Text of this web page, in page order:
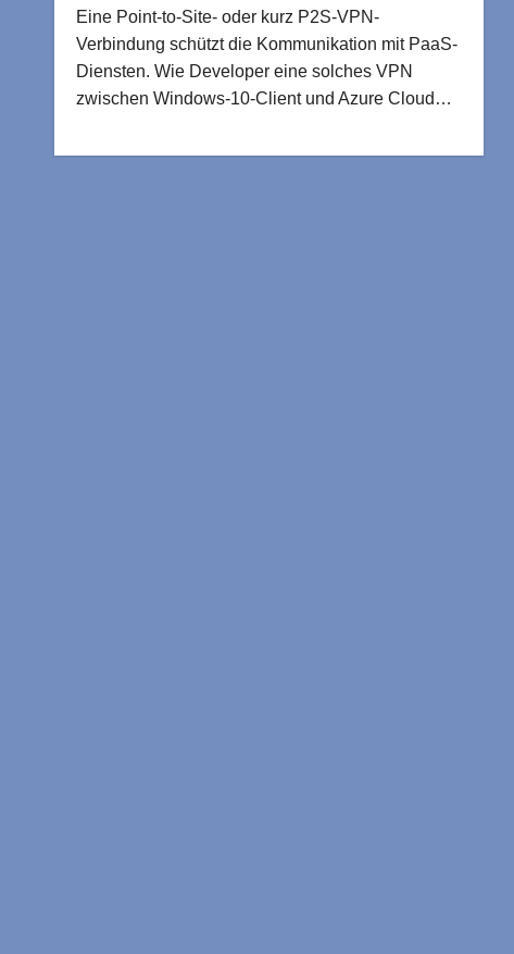
Eine Point-to-Site- oder kurz P2S-VPN-
Verbindung schützt die Kommunikation mit PaaS-
Diensten. Wie Developer eine solches VPN
zwischen Windows-10-Client und Azure Cloud…